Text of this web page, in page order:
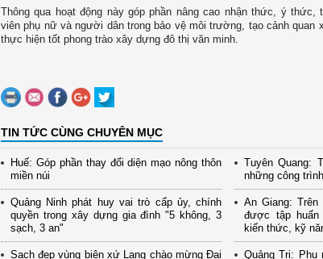
Thông qua hoạt động này góp phần nâng cao nhận thức, ý thức,
viên phụ nữ và người dân trong bảo vệ môi trường, tạo cảnh quan
thực hiện tốt phong trào xây dựng đô thị văn minh.
TIN TỨC CÙNG CHUYÊN MỤC
Huế: Góp phần thay đổi diện mạo nông thôn
miền núi
Quảng Ninh phát huy vai trò cấp ủy, chính
quyền trong xây dựng gia đình "5 không, 3
sạch, 3 an"
Sạch đẹp vùng biên xứ Lạng chào mừng Đại
Tuyên Quang:
những công
An Giang:
được tập
kiến thức, kỹ
Quảng Trị: